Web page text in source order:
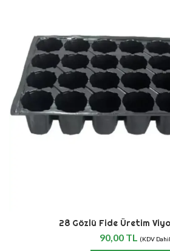
28 Gözlü Fide Üretim
90,00 TL (KDV